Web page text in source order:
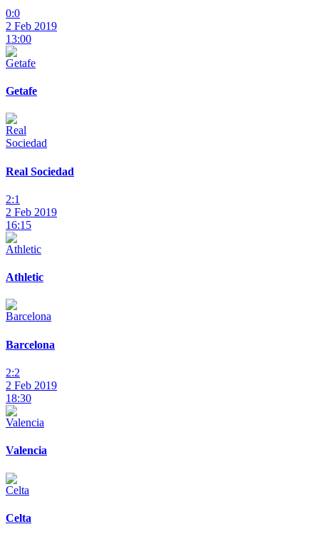
0:0
2 Feb 2019
13:00
Getafe
Real Sociedad
2:1
2 Feb 2019
16:15
Athletic
Barcelona
2:2
2 Feb 2019
18:30
Valencia
Celta